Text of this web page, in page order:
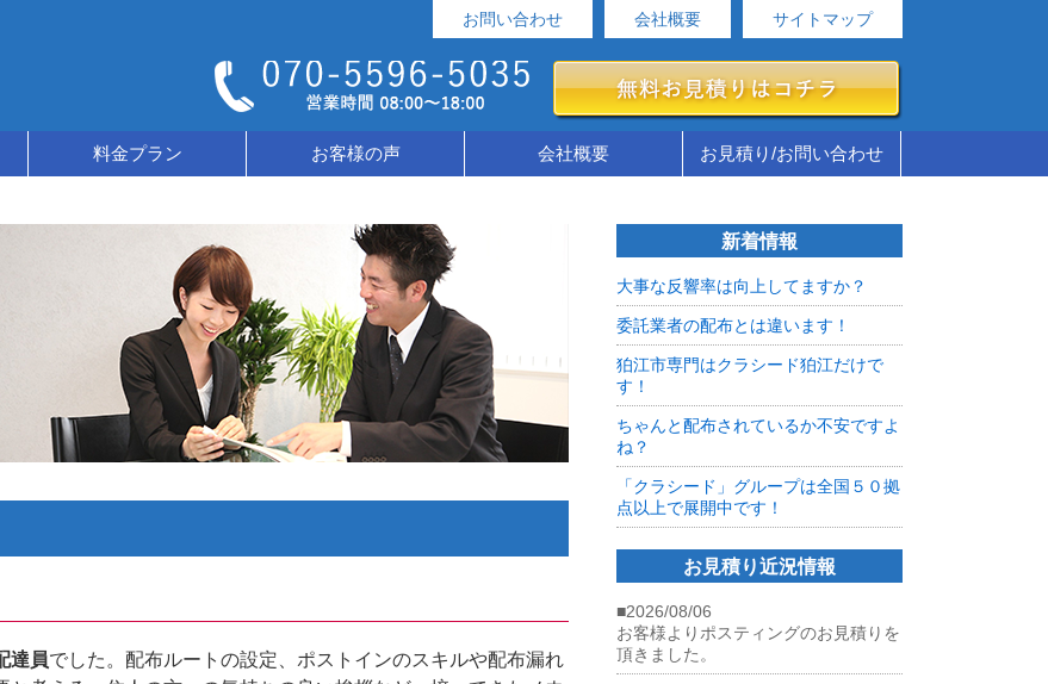
お問い合わせ 会社概要 サイトマップ
料金プラン お客様の声 会社概要 お見積り/お問い合わせ
達員でした。配布ルートの設定、ポストインのスキルや配布漏れ
新着情報
大事な反響率は向上してますか？
委託業者の配布とは違います！
狛江市専門はクラシード狛江だけで
す！
ちゃんと配布されているか不安ですよ
ね？
「クラシード」グループは全国５０拠
点以上で展開中です！
お見積り近況情報
■2026/08/06
お客様よりポスティングのお見積りを
頂きました。